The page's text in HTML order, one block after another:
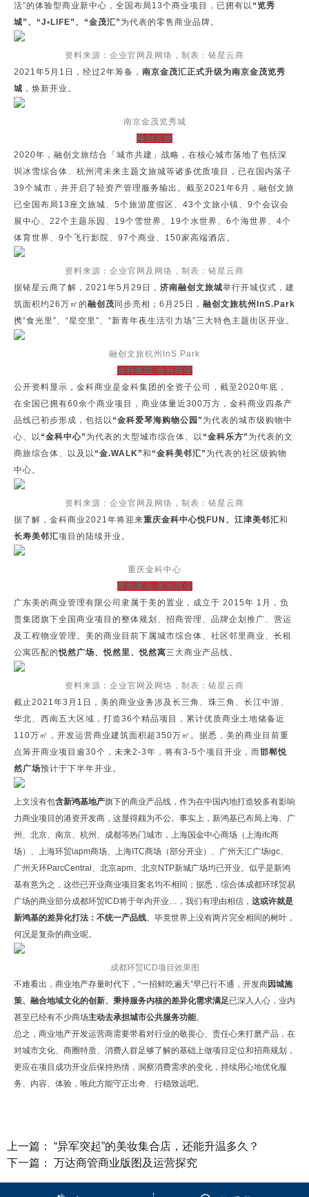
活”的体验型商业新中心，全国布局13个商业项目，已拥有以 “览秀
城”、“J•LIFE”、“金茂汇” 为代表的零售商业品牌。
资料来源：企业官网及网络，制表：铱星云商
2021年5月1日，经过2年筹备， 南京金茂汇正式升级为南京金茂览秀
城 ，焕新开业。
南京金茂览秀城
融创文旅
2020年，融创文旅结合「城市共建」战略，在核心城市落地了包括深
圳冰雪综合体、杭州湾未来主题文旅城等诸多优质项目，已在国内落子
39个城市，并开启了轻资产管理服务输出。截至2021年6月，融创文旅
已全国布局13座文旅城、5个旅游度假区、43个文旅小镇、9个会议会
展中心、22个主题乐园、19个雪世界、19个水世界、6个海世界、4个
体育世界、9个飞行影院、97个商业、150家高端酒店。
资料来源：企业官网及网络，制表：铱星云商
据铱星云商了解，2021年5月29日， 济南融创文旅城举行开城仪式，建
筑面积约26万㎡的融创茂 同步亮相；6月25日， 融创文旅杭州InS.Park
携“食光里”、“星空里”、“新青年夜生活引力场”三大特色主题街区开业。
融创文旅杭州InS.Park
金科集团-金科商业
公开资料显示，金科商业是金科集团的全资子公司，截至2020年底，
在全国已拥有60余个商业项目，商业体量近300万方，金科商业四条产
品线已初步形成，包括以 “金科爱琴海购物公园” 为代表的城市级购物中
心、以 “金科中心” 为代表的大型城市综合体、以 “金科乐方” 为代表的文
商旅综合体、以及以 “金.WALK”和 “金科美邻汇” 为代表的社区级购物
中心。
资料来源：企业官网及网络，制表：铱星云商
据了解，金科商业2021年将迎来重庆金科中心悦FUN、江津美邻汇和
长寿美邻汇项目的陆续开业。
重庆金科中心
美的置业-美的商业
广东美的商业管理有限公司隶属于美的置业，成立于 2015年 1月，负
责集团旗下全国商业项目的整体规划、招商管理、品牌企划推广、营运
及工程物业管理。美的商业目前下属城市综合体、社区邻里商业、长租
公寓匹配的悦然广场、悦然里、悦然寓三大商业产品线。
资料来源：企业官网及网络，制表：铱星云商
截止2021年3月1日，美的商业业务涉及长三角、珠三角、长江中游、
华北、西南五大区域，打造36个精品项目，累计优质商业土地储备近
110万㎡，开发运营商业建筑面积超350万㎡。据悉，美的商业目前重
点筹开商业项目逾30个，未来2-3年，将有3-5个项目开业，而邯郸悦
然广场预计于下半年开业。
上文没有包含新鸿基地产旗下的商业产品线，作为在中国内地打造较多有影响
力商业项目的港资开发商，这显得颇为不公。事实上，新鸿基已布局上海、广
州、北京、南京、杭州、成都等热门城市，上海国金中心商场（上海ifc商
场）、上海环贸iapm商场、上海ITC商场（部分开业）、广州天汇广场igc、
广州天环ParcCentral、北京apm、北京NTP新城广场均已开业。似乎是新鸿
基有意为之，这些已开业商业项目案名均不相同；据悉，综合体成都环球贸易
广场的商业部分成都环贸ICD将于年内开业…，我们有理由相信， 这或许就是
新鸿基的差异化打法：不统一产品线。毕竟世界上没有两片完全相同的树叶，
何况是复杂的商业呢。
成都环贸ICD项目效果图
不难看出，商业地产存量时代下，“一招鲜吃遍天”早已行不通，开发商因城施
策、融合地域文化的创新、秉持服务内核的差异化需求满足已深入人心，业内
甚至已经有不少商场主动去承担城市公共服务功能。
总之，商业地产开发运营商需要带着对行业的敬畏心、责任心来打磨产品，在
对城市文化、商圈特质、消费人群足够了解的基础上做项目定位和招商规划，
更应在项目成功开业后保持热情，洞察消费需求的变化，持续用心地优化服
务、内容、体验，唯此方能守正出奇、行稳致远吧。
上一篇： “异军突起”的美妆集合店，还能升温多久？
下一篇： 万达商管商业版图及运营探究